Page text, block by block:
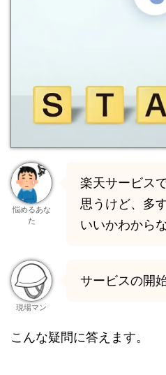
悩めるあな
た
楽天サービス
思うけど、多
いいかわから
現場マン
サービスの開
こんな疑問に答えます。